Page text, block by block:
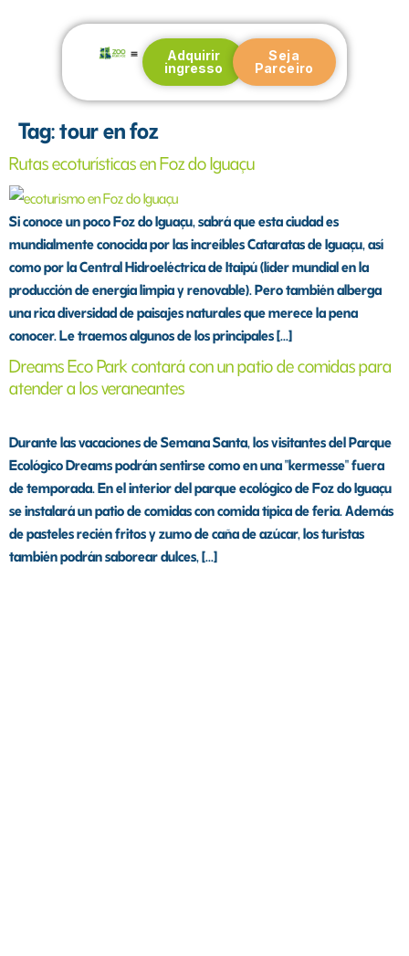
Adquirir
ingresso
Seja
Parceiro
Tag:tour en foz
Rutas ecoturísticas en Foz do Iguaçu
Si conoce un poco Foz do Iguaçu, sabrá que esta ciudad es
mundialmente conocida por las increíbles Cataratas de Iguaçu, así
como por la Central Hidroeléctrica de Itaipú (líder mundial en la
producción de energía limpia y renovable). Pero también alberga
una rica diversidad de paisajes naturales que merece la pena
conocer. Le traemos algunos de los principales [...]
Dreams Eco Park contará con un patio de comidas para
atender a los veraneantes
Durante las vacaciones de Semana Santa, los visitantes del Parque
Ecológico Dreams podrán sentirse como en una "kermesse" fuera
de temporada. En el interior del parque ecológico de Foz do Iguaçu
se instalará un patio de comidas con comida típica de feria. Además
de pasteles recién fritos y zumo de caña de azúcar, los turistas
también podrán saborear dulces, [...]